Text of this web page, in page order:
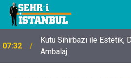
07:32
Kutu Sihirbazı ile Estetik,
Ambalaj